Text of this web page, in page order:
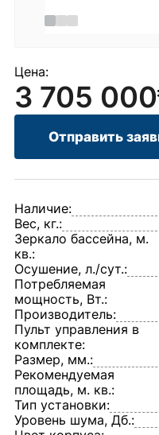
Цена:
3 705 000
Отправить
Наличие:
Вес, кг.:
Зеркало бассейна, м.
кв.:
Осушение, л./сут.:
Потребляемая
мощность, Вт.:
Производитель:
Пульт управления в
комплекте:
Размер, мм.:
Рекомендуемая
площадь, м. кв.:
Тип установки:
Уровень шума, Дб.: